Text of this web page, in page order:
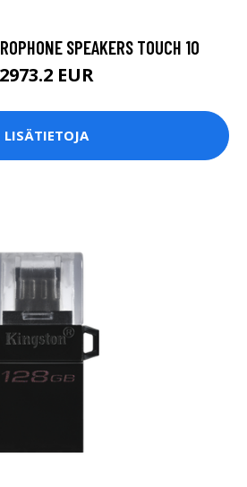
SPEAKERS TOUCH 10
2973.2 EUR
LISÄTIETOJA